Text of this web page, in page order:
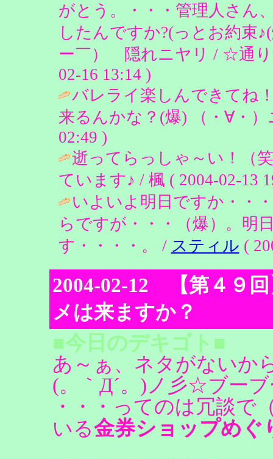
がとう。・・・管理人さん
したんですか?(っとお約束
ー￣） 隠れニヤリ / ☆通り
02-16 13:14 )
バレライ楽しんできてね
来るんかな？(爆) （・∀・
02:49 )
逝ってらっしゃ～い！（
ています♪ / 楓 ( 2004-02-13
いよいよ明日ですか・・
らですが・・・（爆）。明
す・・・・。 / スティル (
2004-02-12 【第４９
メは来ますか？
■今日のデキゴト■
あ～ぁ、ネタがないか
(。｀Д´。)ノ彡☆ブー
・・・ってのは冗談で
いる金券ショップめぐ